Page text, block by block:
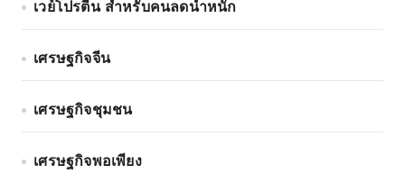
เวย์โปรตีน สำหรับคนลดน้ำหนัก
เศรษฐกิจจีน
เศรษฐกิจชุมชน
เศรษฐกิจพอเพียง